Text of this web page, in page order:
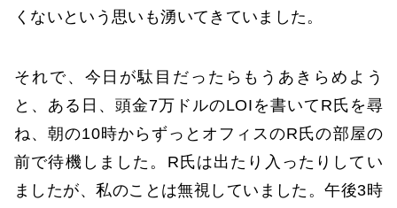
くないという思いも湧いてきていました。
それで、今日が駄目だったらもうあきらめよう
と、ある日、頭金7万ドルのLOIを書いてR氏を尋
ね、朝の10時からずっとオフィスのR氏の部屋の
前で待機しました。R氏は出たり入ったりしてい
ましたが、私のことは無視していました。午後3時